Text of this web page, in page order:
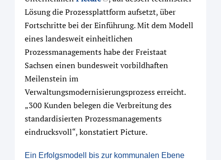
Lösung die Prozessplattform aufsetzt, über
Fortschritte bei der Einführung. Mit dem Modell
eines landesweit einheitlichen
Prozessmanagements habe der Freistaat
Sachsen einen bundesweit vorbildhaften
Meilenstein im
Verwaltungsmodernisierungsprozess erreicht.
„300 Kunden belegen die Verbreitung des
standardisierten Prozessmanagements
eindrucksvoll“, konstatiert Picture.
Ein Erfolgsmodell bis zur kommunalen Ebene